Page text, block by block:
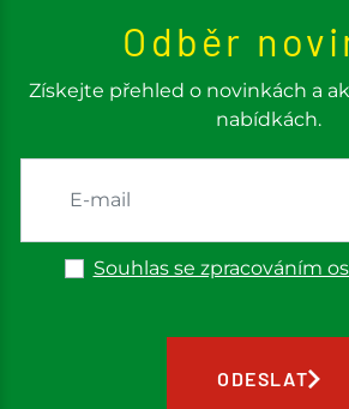
Odběr
Získejte přehled o novinkách a
nabídkách.
Souhlas se zpracováním
ODESLAT